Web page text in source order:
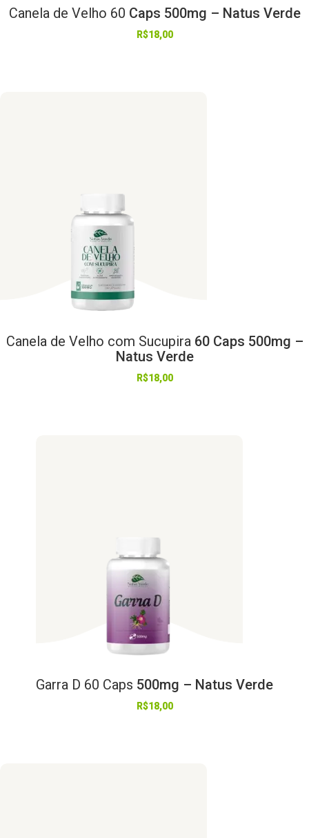
Canela de Velho 60 Caps 500mg – Natus Verde
R$18,00
Canela de Velho com Sucupira60 Caps 500mg –
Natus Verde
R$18,00
Garra D 60 Caps 500mg – Natus Verde
R$18,00